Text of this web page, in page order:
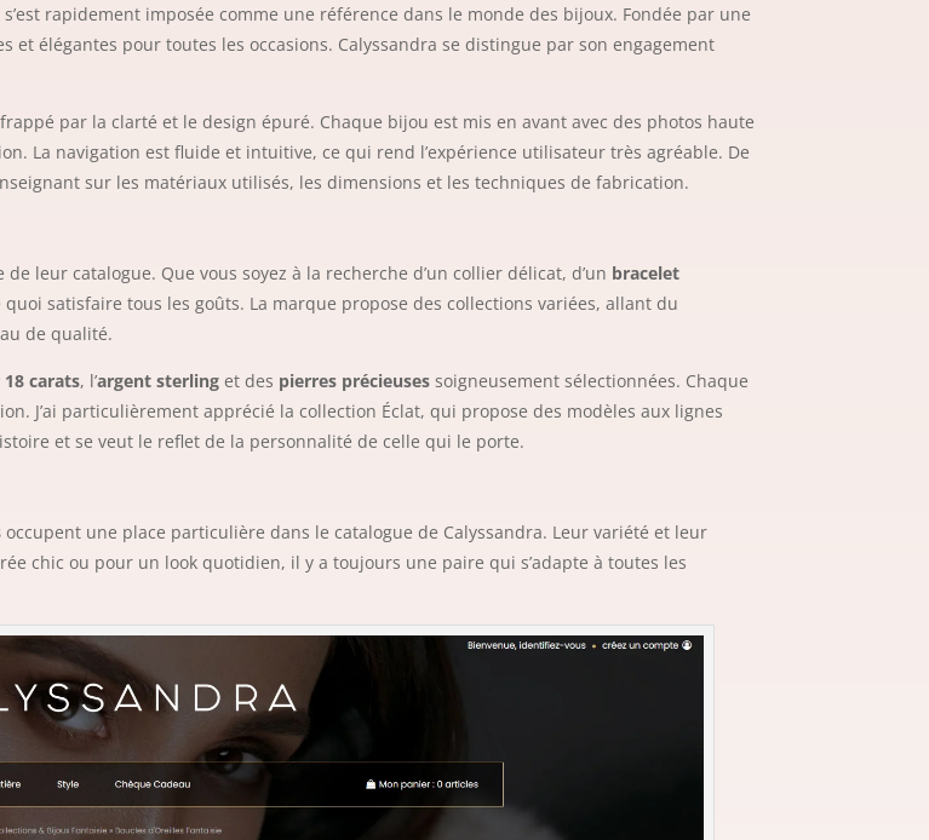
rapidement imposée comme une référence dans le monde des bijoux. Fondée par une
élégantes pour toutes les occasions. Calyssandra se distingue par son engagement
par la clarté et le design épuré. Chaque bijou est mis en avant avec des photos haute
La navigation est fluide et intuitive, ce qui rend l’expérience utilisateur très agréable. De
sur les matériaux utilisés, les dimensions et les techniques de fabrication.
leur catalogue. Que vous soyez à la recherche d’un collier délicat, d’un bracelet
satisfaire tous les goûts. La marque propose des collections variées, allant du
de qualité.
carats, l’argent sterling et des pierres précieuses soigneusement sélectionnées. Chaque
J’ai particulièrement apprécié la collection Éclat, qui propose des modèles aux lignes
et se veut le reflet de la personnalité de celle qui le porte.
occupent une place particulière dans le catalogue de Calyssandra. Leur variété et leur
chic ou pour un look quotidien, il y a toujours une paire qui s’adapte à toutes les